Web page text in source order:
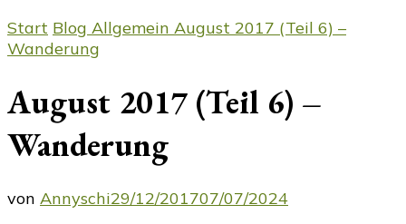
Start Blog Allgemein August 2017 (Teil 6) –
Wanderung
August 2017 (Teil 6) –
Wanderung
von Annyschi29/12/201707/07/2024